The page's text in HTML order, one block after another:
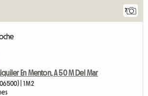
7
En Menton, A 50 M Del Mar
| 1 M2